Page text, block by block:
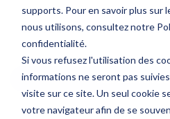
supports. Pour en savoir plus sur
nous utilisons, consultez notre
confidentialité.
Si vous refusez l'utilisation des
informations ne seront pas
visite sur ce site. Un seul cookie
votre navigateur afin de se
CUVE DE STOCKAGE - 500 À
FILTRER MA